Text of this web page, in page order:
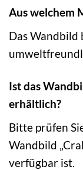
Aus welchem
Das Wandbild
Ist das
erhältlich?
Bitte prüfen
Wandbild
verfügbar ist.